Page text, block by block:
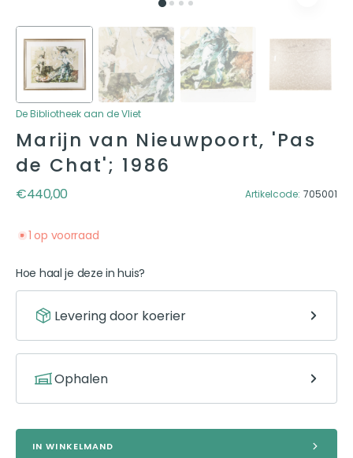
De Bibliotheek aan de Vliet
Marijn van Nieuwpoort, 'Pas
de Chat'; 1986
Reguliere prijs
€440,00 Artikelcode: 705001
1 op voorraad
Hoe haal je deze in huis?
Levering door koerier
Ophalen
IN WINKELMAND